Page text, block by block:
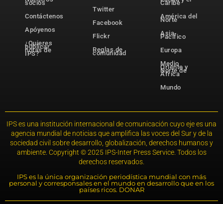
socios
Contáctenos
Apóyenos
¿Quieres
publicar
notas de
IPS?
Twitter
Facebook
Flickr
Reglas de
comunidad
Caribe
América del
Norte
Asia-
Pacífico
Europa
Medio
Oriente y
Norte de
África
Mundo
IPS es una institución internacional de comunicación cuyo eje es una
agencia mundial de noticias que amplifica las voces del Sur y de la
sociedad civil sobre desarrollo, globalización, derechos humanos y
ambiente. Copyright © 2025 IPS-Inter Press Service. Todos los
derechos reservados.
IPS es la única organización periodística mundial con más
personal y corresponsales en el mundo en desarrollo que en los
países ricos. DONAR